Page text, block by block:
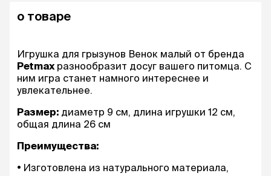
о товаре
Игрушка для грызунов Венок малый от бренда
Petmax разнообразит досуг вашего питомца. С
ним игра станет намного интереснее и
увлекательнее.
Размер: диаметр 9 см, длина игрушки 12 см,
общая длина 26 см
Преимущества:
Изготовлена из натурального материала,